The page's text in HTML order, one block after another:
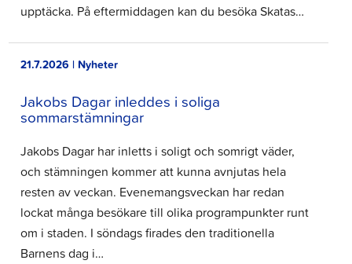
upptäcka. På eftermiddagen kan du besöka Skatas…
21.7.2026 | Nyheter
Jakobs Dagar inleddes i soliga
sommarstämningar
Jakobs Dagar har inletts i soligt och somrigt väder,
och stämningen kommer att kunna avnjutas hela
resten av veckan. Evenemangsveckan har redan
lockat många besökare till olika programpunkter runt
om i staden. I söndags firades den traditionella
Barnens dag i…